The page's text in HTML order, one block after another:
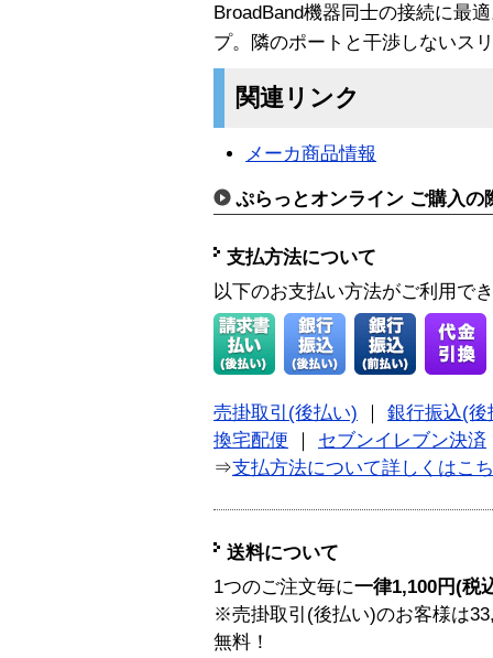
BroadBand機器同士の接続に最
プ。隣のポートと干渉しないス
関連リンク
メーカ商品情報
ぷらっとオンライン ご購入の
支払方法について
以下のお支払い方法がご利用で
売掛取引(後払い)
銀行振込(後
換宅配便
セブンイレブン決済
⇒支払方法について詳しくはこ
送料について
1つのご注文毎に一律1,100円(税
※売掛取引(後払い)のお客様は
無料！